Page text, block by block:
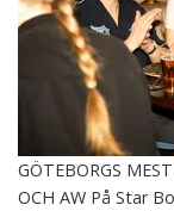
GÖTEBORGS
OCH AW På Star